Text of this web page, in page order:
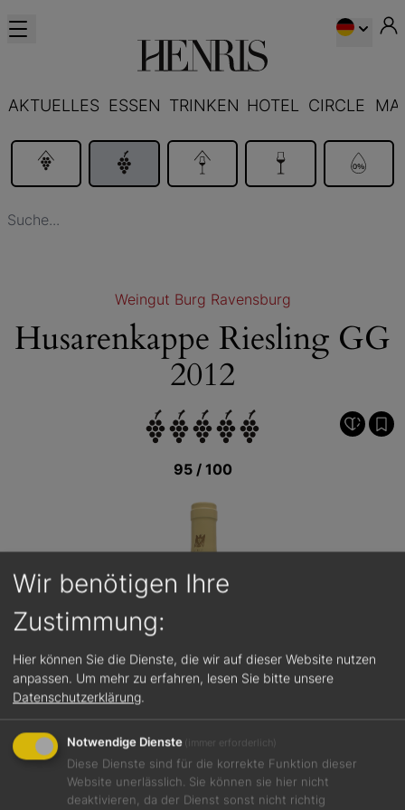
AKTUELLES ESSEN TRINKEN HOTEL CIRCLE
Weingut Burg Ravensburg
Husarenkappe Riesling GG
2012
95 / 100
Wir benötigen Ihre
Zustimmung:
Hier können Sie die Dienste, die wir auf dieser Website nutzen
anpassen. Um mehr zu erfahren, lesen Sie bitte unsere
Datenschutzerklärung
Notwendige Dienste (immer erforderlich)
Diese Dienste sind für die korrekte Funktion dieser
Website unerlässlich. Sie können sie hier nicht
deaktivieren, da der Dienst sonst nicht richtig